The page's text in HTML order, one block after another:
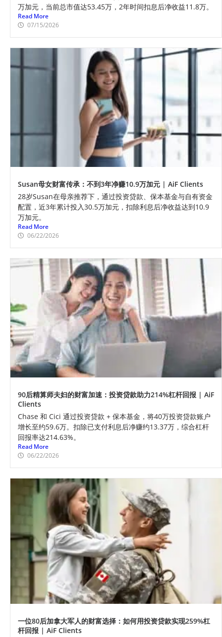
万加元，当前总市值达53.45万，2年时间扣息后净收益11.8万。
Read More
07/15/2026
Susan母女财富传承：不到3年净赚10.9万加元 | AiF Clients
28岁Susan在母亲推荐下，通过投资贷款、保本基金与自有资金
配置，近3年累计投入30.5万加元，扣除利息后净收益达到10.9
万加元。
Read More
06/22/2026
90后精算师夫妇的财富加速：投资贷款助力214%杠杆回报 | AiF
Clients
Chase 和 Cici 通过投资贷款 + 保本基金，将40万投资贷款账户
增长至约59.6万。扣除已支付利息后净赚约13.37万，综合杠杆
回报率达214.63%。
Read More
06/22/2026
一位80后加拿大军人的财富选择：如何用投资贷款实现259%杠
杆回报 | AiF Clients